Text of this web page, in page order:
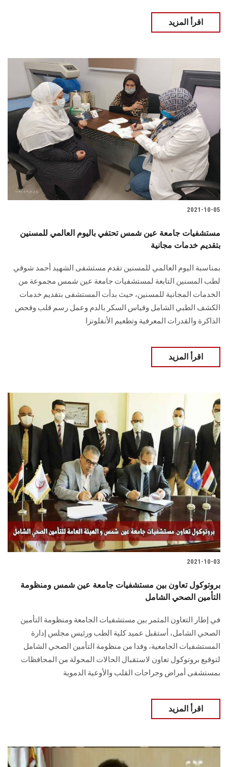
اقرأ المزيد
2021-10-05
مستشفيات جامعة عين شمس تحتفي باليوم العالمي للمسنين
بتقديم خدمات مجانية
بمناسبة اليوم العالمي للمسنين تقدم مستشفى الشهيد أحمد شوقي
لطب المسنين التابعة لمستشفيات جامعة عين شمس مجموعة من
الخدمات المجانية للمسنين، حيث بدأت المستشفى بتقديم خدمات
الكشف الطبي الشامل وقياس السكر بالدم وعمل رسم قلب وفحص
الذاكرة والقدرات المعرفية وتطعيم الأنفلونزا
اقرأ المزيد
2021-10-03
بروتوكول تعاون بين مستشفيات جامعة عين شمس ومنظومة
التأمين الصحي الشامل
في إطار التعاون المثمر بين مستشفيات الجامعة ومنظومة التأمين
الصحي الشامل، أستقبل عميد كلية الطب ورئيس مجلس إدارة
المستشفيات الجامعية، وفدا من منظومة التأمين الصحي الشامل
لتوقيع بروتوكول تعاون لاستقبال الحالات المحولة من المحافظات
بمستشفى أمراض وجراحات القلب والأوعية الدموية
اقرأ المزيد